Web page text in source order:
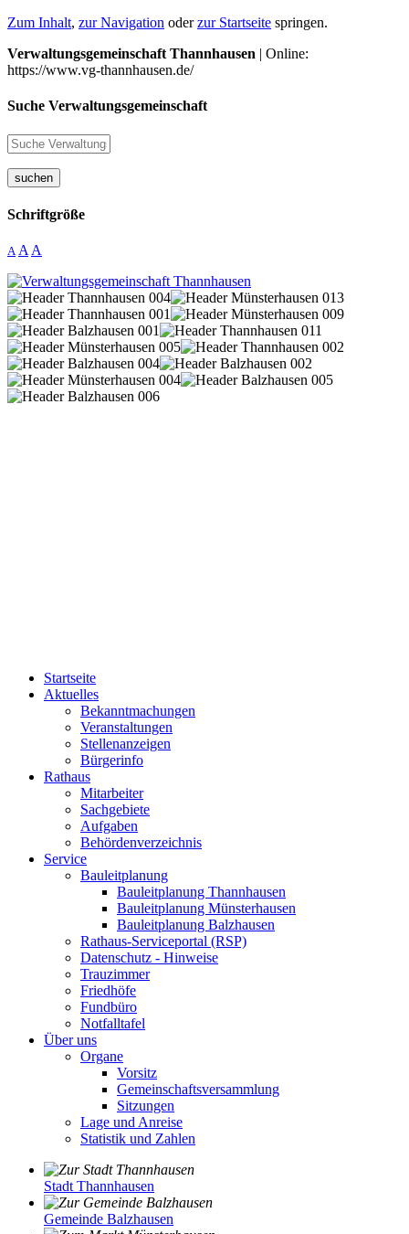
Zum Inhalt, zur Navigation oderzur Startseite springen.
Verwaltungsgemeinschaft Thannhausen | Online:
https://www.vg-thannhausen.de/
Suche Verwaltungsgemeinschaft
suchen
Schriftgröße
A A A
Startseite
Aktuelles
Bekanntmachungen
Veranstaltungen
Stellenanzeigen
Bürgerinfo
Rathaus
Mitarbeiter
Sachgebiete
Aufgaben
Behördenverzeichnis
Service
Bauleitplanung
Bauleitplanung Thannhausen
Bauleitplanung Münsterhausen
Bauleitplanung Balzhausen
Rathaus-Serviceportal (RSP)
Datenschutz - Hinweise
Trauzimmer
Friedhöfe
Fundbüro
Notfalltafel
Über uns
Organe
Vorsitz
Gemeinschaftsversammlung
Sitzungen
Lage und Anreise
Statistik und Zahlen
Stadt Thannhausen
Gemeinde Balzhausen